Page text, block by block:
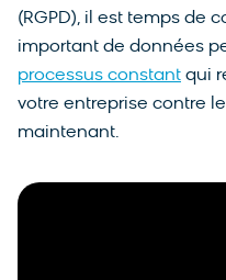
(RGPD), il est temps de
important de données
processus constant qui
votre entreprise contre
maintenant.